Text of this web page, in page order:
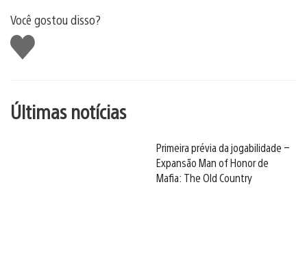
Você gostou disso?
Curtir
Últimas notícias
Primeira prévia da jogabilidade –
Expansão Man of Honor de
Mafia: The Old Country